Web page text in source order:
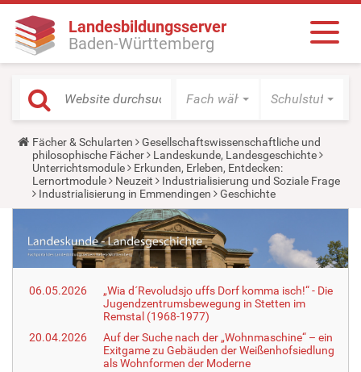
Landesbildungsserver
Baden-Württemberg
Fach wählen Schulstufe
Y
o
u
a
r
e
r
e
:
Fächer & Schularten
Gesellschaftswissenschaftliche und
philosophische Fächer
Landeskunde, Landesgeschichte
Unterrichtsmodule
Erkunden, Erleben, Entdecken:
Lernortmodule
Neuzeit
Industrialisierung und Soziale Frage
Industrialisierung in Emmendingen
Geschichte
06.05.2026
„Wia d´Revoludsjo uffs Dorf komma isch!“ - Die
Jugendzentrumsbewegung in Stetten im
Remstal (1968-1977)
20.04.2026
Auf der Suche nach der „Wohnmaschine“ – ein
Exitgame zu Gebäuden der Weißenhofsiedlung
als Wohnformen der Moderne